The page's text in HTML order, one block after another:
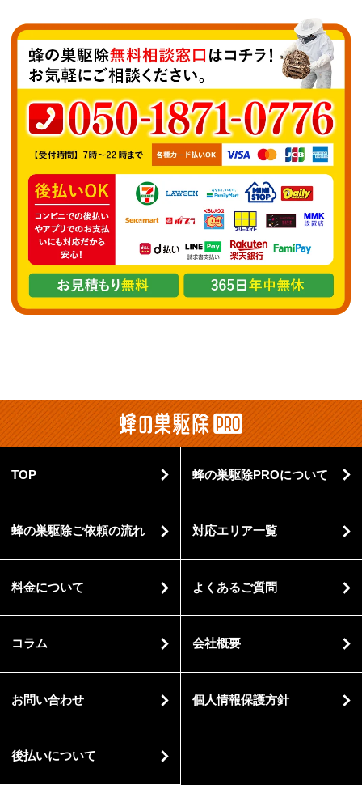
TOP 蜂の巣駆除PROについて
蜂の巣駆除ご依頼の流れ 対応エリア一覧
料金について よくあるご質問
コラム 会社概要
お問い合わせ 個人情報保護方針
後払いについて